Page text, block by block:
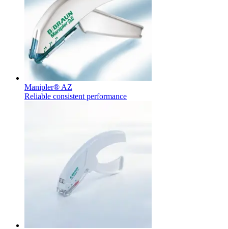
Find det produkt, du leder efter. Besøg B. Brauns
produktkatalog med vores komplette portefølje.
Kontakt
I dialog med B. Braun. Lad os tale sammen.
Manipler® AZ
Reliable consistent performance